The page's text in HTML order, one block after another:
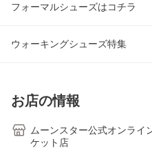
フォーマルシューズはコチラ
ウォーキングシューズ特集
お店の情報
ムーンスター公式オンライ
ケット店